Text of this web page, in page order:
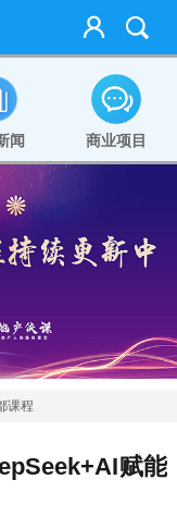
闻 商业项目
课程
赋能